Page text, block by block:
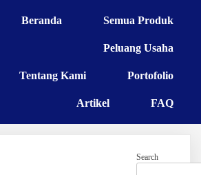
Beranda Semua Produk
Peluang Usaha
Tentang Kami Portofolio
Artikel FAQ
Search